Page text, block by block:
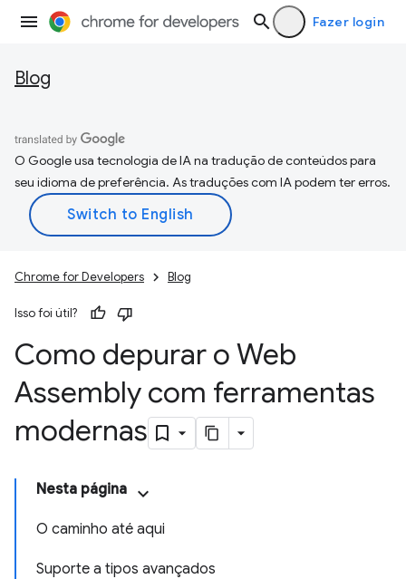
Fazer login
Blog
O Google usa tecnologia de IA na tradução de conteúdos para
seu idioma de preferência. As traduções com IA podem ter erros.
Chrome for Developers Blog
Isso foi útil?
Como depurar o Web
Assembly com ferramentas
modernas
Nesta página
O caminho até aqui
Suporte a tipos avançados